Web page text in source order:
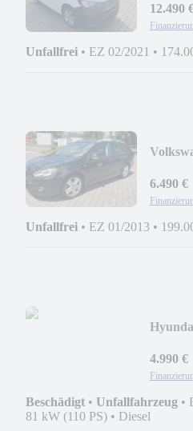
12.490
Unfallfrei • EZ 02/2021 •
6.490 €
Unfallfrei • EZ 01/2013 •
4.990 €
Beschädigt • Unfallfahrzeug •
81 kW (110 PS) • Diesel